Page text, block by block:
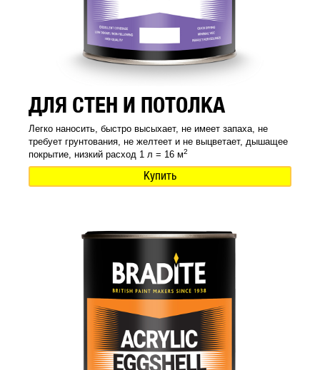
ДЛЯ СТЕН И ПОТОЛКА
Легко наносить, быстро высыхает, не имеет запаха, не
требует грунтования, не желтеет и не выцветает, дышащее
покрытие, низкий расход 1 л = 16 м2
Купить